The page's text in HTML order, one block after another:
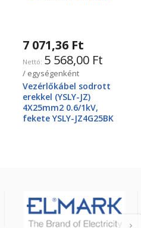
7 071,36 Ft
5 568,00 Ft
/ egységenként
Vezérlőkábel sodrott
erekkel (YSLY-JZ)
4X25mm2 0.6/1kV,
fekete YSLY-JZ4G25BK